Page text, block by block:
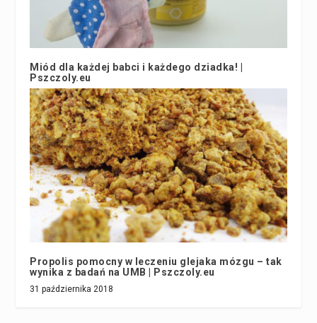
Miód dla każdej babci i każdego dziadka! |
Pszczoly.eu
16 stycznia 2019
Propolis pomocny w leczeniu glejaka mózgu – tak
wynika z badań na UMB | Pszczoly.eu
31 października 2018